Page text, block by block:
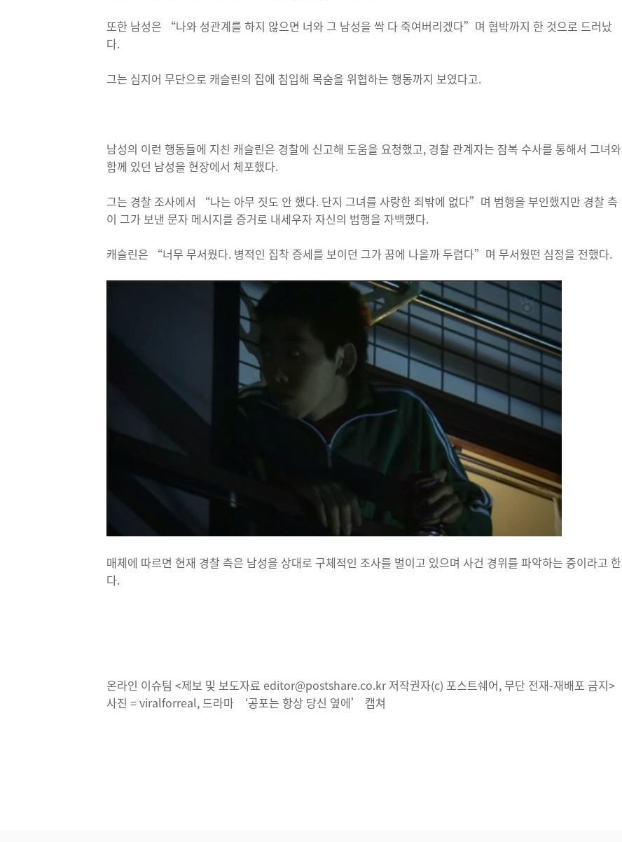
또한 남성은 “나와 성관계를 하지 않으면 너와 그 남성을 싹 다 죽여버리겠다”며 협박까지 한 것으로 드러났
다.
그는 심지어 무단으로 캐슬린의 집에 침입해 목숨을 위협하는 행동까지 보였다고.
남성의 이런 행동들에 지친 캐슬린은 경찰에 신고해 도움을 요청했고, 경찰 관계자는 잠복 수사를 통해서 그녀와
함께 있던 남성을 현장에서 체포했다.
그는 경찰 조사에서 “나는 아무 짓도 안 했다. 단지 그녀를 사랑한 죄밖에 없다”며 범행을 부인했지만 경찰 측
이 그가 보낸 문자 메시지를 증거로 내세우자 자신의 범행을 자백했다.
캐슬린은 “너무 무서웠다. 병적인 집착 증세를 보이던 그가 꿈에 나올까 두렵다”며 무서웠떤 심정을 전했다.
매체에 따르면 현재 경찰 측은 남성을 상대로 구체적인 조사를 벌이고 있으며 사건 경위를 파악하는 중이라고 한
다.
온라인 이슈팀 <제보 및 보도자료 editor@postshare.co.kr 저작권자(c) 포스트쉐어, 무단 전재-재배포 금지>
사진 = viralforreal, 드라마 ‘공포는 항상 당신 옆에’ 캡쳐